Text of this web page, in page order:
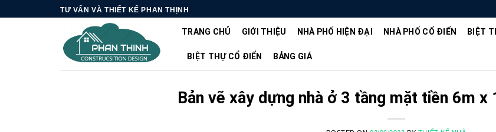
TƯ VẤN VÀ THIẾT KẾ PHAN THỊNH
TRANG CHỦ GIỚI THIỆU NHÀ PHỐ HIỆN ĐẠI NHÀ PHỐ CỔ ĐIỂN BIỆT
BIỆT THỰ CỔ ĐIỂN BẢNG GIÁ
Bản vẽ xây dựng nhà ở 3 tầng mặt tiền 6m